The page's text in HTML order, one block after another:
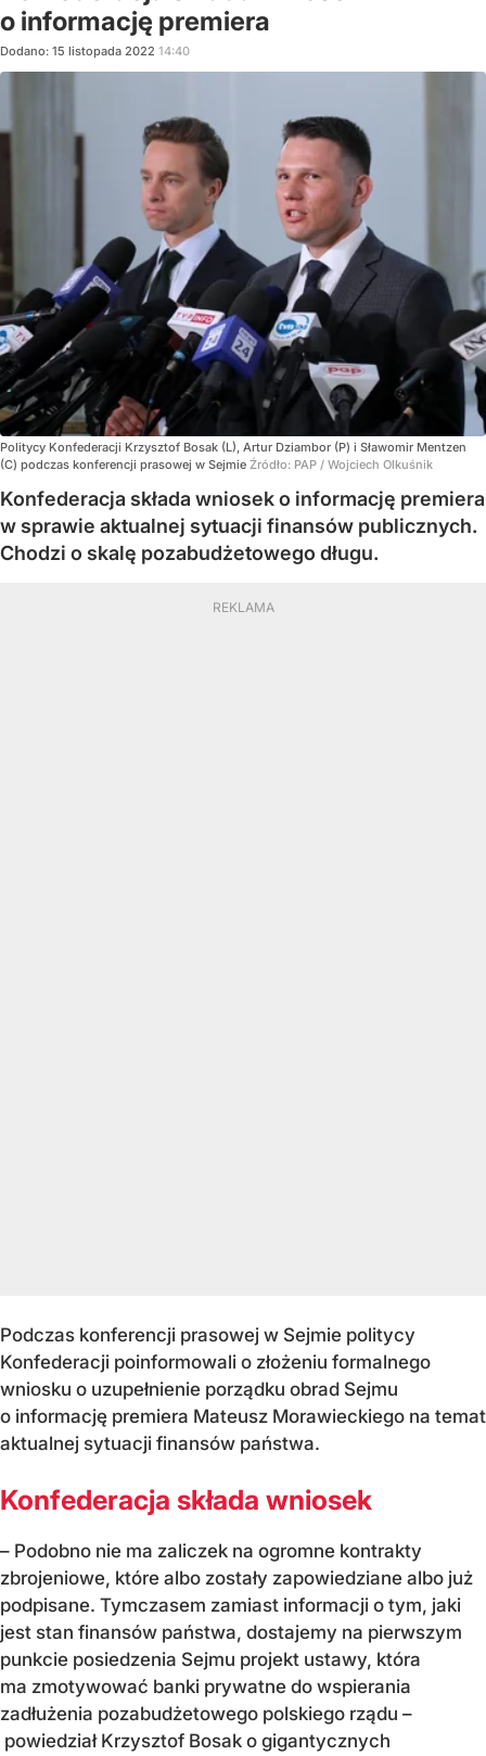
o informację premiera
Dodano: 15 listopada 2022 14:40
Politycy Konfederacji Krzysztof Bosak (L), Artur Dziambor (P) i Sławomir Mentzen
(C) podczas konferencji prasowej w Sejmie Źródło: PAP / Wojciech Olkuśnik
Konfederacja składa wniosek o informację premiera
w sprawie aktualnej sytuacji finansów publicznych.
Chodzi o skalę pozabudżetowego długu.
Podczas konferencji prasowej w Sejmie politycy
Konfederacji poinformowali o złożeniu formalnego
wniosku o uzupełnienie porządku obrad Sejmu
o informację premiera Mateusz Morawieckiego na temat
aktualnej sytuacji finansów państwa.
Konfederacja składa wniosek
– Podobno nie ma zaliczek na ogromne kontrakty
zbrojeniowe, które albo zostały zapowiedziane albo już
podpisane. Tymczasem zamiast informacji o tym, jaki
jest stan finansów państwa, dostajemy na pierwszym
punkcie posiedzenia Sejmu projekt ustawy, która
ma zmotywować banki prywatne do wspierania
zadłużenia pozabudżetowego polskiego rządu –
powiedział Krzysztof Bosak o gigantycznych